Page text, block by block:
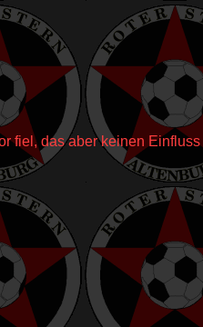
fiel, das aber keinen